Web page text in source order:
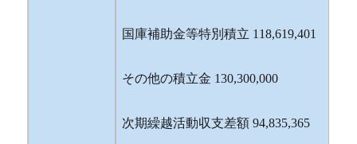
国庫補助金等特別積立 118,619,401
その他の積立金 130,300,000
次期繰越活動収支差額 94,835,365